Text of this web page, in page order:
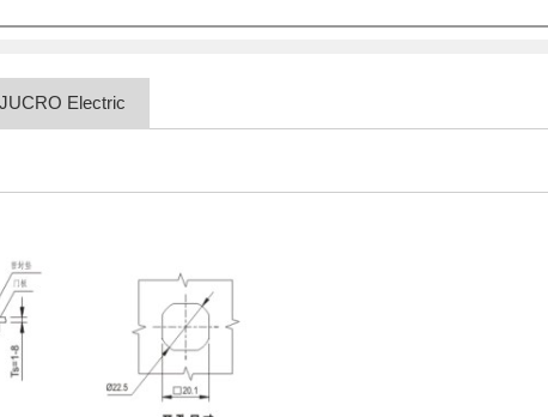
Electric